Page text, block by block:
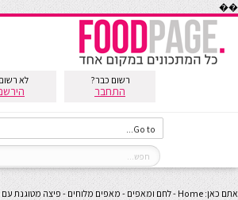
��
רשום כבר?
התחבר
לא
אתם כאן: Home
-לחם ומאפים - מאפים מלוחים - פיצה מטוגנת עם